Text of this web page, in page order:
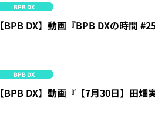
BPB DX
【BPB DX】動画『BPB DXの時間
BPB DX
【BPB DX】動画『【7月30日】田